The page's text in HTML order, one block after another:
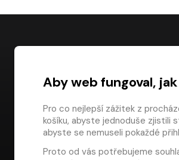
digiport.cz © 2026
Aby web fungoval,
Pro co nejlepší zážitek z
košíku, abyste jednoduše zjistili
abyste se nemuseli pokaždé
Proto od vás potřebujeme